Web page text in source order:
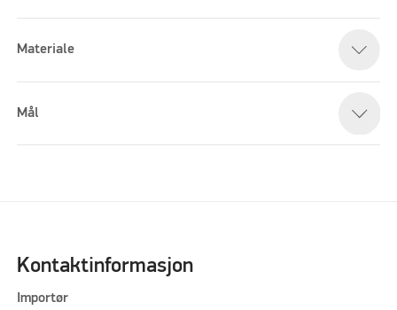
Materiale
Mål
Kontaktinformasjon
Importør